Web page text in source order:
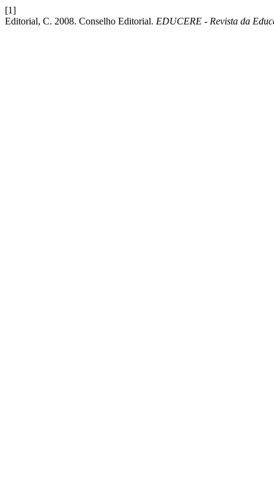
[1]
Editorial, C. 2008. Conselho Editorial. EDUCERE - Revista da